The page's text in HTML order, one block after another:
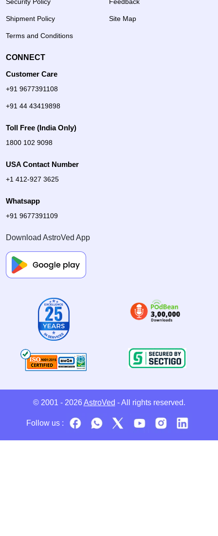
Shipment Policy
Terms and Conditions
Site Map
CONNECT
Customer Care
+91 9677391108
+91 44 43419898
Toll Free (India Only)
1800 102 9098
USA Contact Number
+1 412-927 3625
Whatsapp
+91 9677391109
Download AstroVed App
© 2001 - 2026 AstroVed - All rights reserved.
Follow us :